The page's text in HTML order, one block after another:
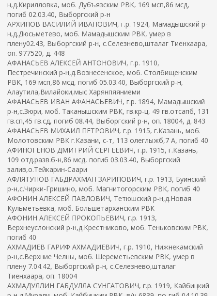
н,д.Кирилловка, моб. Дубъязским РВК, 169 мсп,86 мсд,
погиб 02.03.40, Выборгский р-н
АРХИПОВ ВАСИЛИЙ ИВАНОВИЧ, г.р. 1924, Мамадышский р-
н,д.Дюсьметево, моб. Мамадышским РВК, умер в
плену02.43, Выборгский р-н, с.Селезнево,шталаг Тиенхаара,
оп. 977520, д. 448
АФАНАСЬЕВ АЛЕКСЕЙ АНТОНОВИЧ, г.р. 1910,
Пестречинский р-н,д.Вознесенское, моб. Столбищенским
РВК, 169 мсп,86 мсд, погиб 05.03.40, Выборгский р-н,
Алаутила,Вилайоки,мыс Харянпяяниеми
АФАНАСЬЕВ ИВАН АФАНАСЬЕВИЧ, г.р. 1894, Мамадышский
р-н,с.Зюри, моб. Таканышским РВК, гв.кр-ц, 49 гв.отсапб, 131
гв.сп,45 гв.сд, погиб 08.44, Выборгский р-н, оп. 18004, д. 843
АФАНАСЬЕВ МИХАИЛ ПЕТРОВИЧ, г.р. 1915, г.Казань, моб.
Молотовским РВК г.Казани, с-т, 113 олеглыжб,7 А, погиб 40
АФИНОГЕНОВ ДМИТРИЙ СЕРГЕЕВИЧ, г.р. 1915, г.Казань,
109 отд.разв.б-н,86 мсд, погиб 03.03.40, Выборгский
залив,о.Тейкарин-Саари
АФЛЯТУНОВ ГАБДРАХМАН ЗАРИПОВИЧ, г.р. 1913, Буинский
р-н,с.Чирки-Гришино, моб. Магнитогорским РВК, погиб 40
АФОНИН АЛЕКСЕЙ ПАВЛОВИЧ, Тетюшский р-н,д.Новая
Кульметьевка, моб. Большетарханским РВК
АФОНИН АЛЕКСЕЙ ПРОКОПЬЕВИЧ, г.р. 1913,
Верхнеуслонский р-н,д.Крестниково, моб. Теньковским РВК,
погиб 40
АХМАДИЕВ ГАРИФ АХМАДИЕВИЧ, г.р. 1910, Нижнекамский
р-н,с.Верхние Челны, моб. Шереметьевским РВК, умер в
плену 7.04.42, Выборгский р-н, с.Селезнево,шталаг
Тиенхаара, оп. 18004
АХМАДУЛЛИН ГАБДУЛЛА СУНГАТОВИЧ, г.р. 1919, Кайбицкий